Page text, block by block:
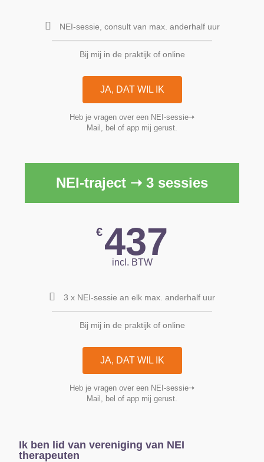
NEI-sessie, consult van max. anderhalf uur
Bij mij in de praktijk of online
JA, DAT WIL IK
Heb je vragen over een NEI-sessie🠆
Mail, bel of app mij gerust.
NEI-traject ➝ 3 sessies
€437
incl. BTW
3 x NEI-sessie an elk max. anderhalf uur
Bij mij in de praktijk of online
JA, DAT WIL IK
Heb je vragen over een NEI-sessie🠆
Mail, bel of app mij gerust.
Ik ben lid van vereniging van NEI
therapeuten